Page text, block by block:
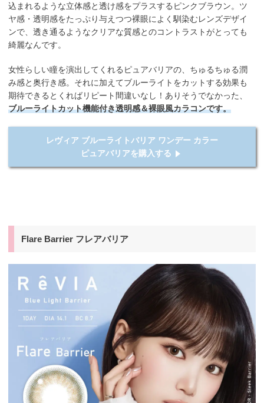
込まれるような立体感と透け感をプラスするピンクブラウン。ツ
ヤ感・透明感をたっぷり与えつつ裸眼によく馴染むレンズデザイ
ンで、透き通るようなクリアな質感とのコントラストがとっても
綺麗なんです。
女性らしい瞳を演出してくれるピュアバリアの、ちゅるちゅる潤
み感と奥行き感。それに加えてブルーライトをカットする効果も
期待できるとくればリピート間違いなし！ありそうでなかった、
ブルーライトカット機能付き透明感＆裸眼風カラコンです。
レヴィア ブルーライトバリア ワンデー カラー
ピュアバリアを購入する
Flare Barrier フレアバリア